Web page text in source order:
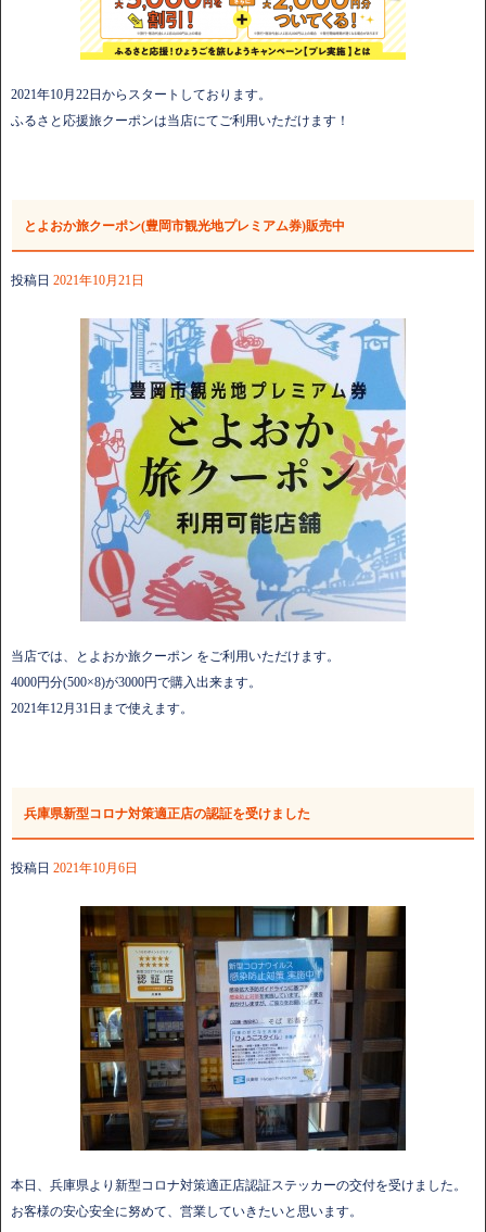
2021年10月22日からスタートしております。
ふるさと応援旅クーポンは当店にてご利用いただけます！
とよおか旅クーポン(豊岡市観光地プレミアム券)販売中
投稿日 2021年10月21日
当店では、とよおか旅クーポン をご利用いただけます。
4000円分(500×8)が3000円で購入出来ます。
2021年12月31日まで使えます。
兵庫県新型コロナ対策適正店の認証を受けました
投稿日 2021年10月6日
本日、兵庫県より新型コロナ対策適正店認証ステッカーの交付を受けました。
お客様の安心安全に努めて、営業していきたいと思います。